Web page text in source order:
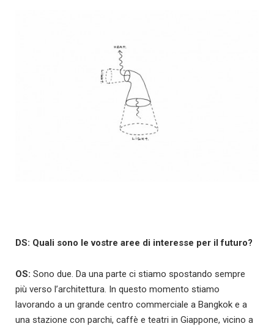
DS: Quali sono le vostre aree di interesse per il futuro?
OS: Sono due. Da una parte ci stiamo spostando sempre
più verso l’architettura. In questo momento stiamo
lavorando a un grande centro commerciale a Bangkok e a
una stazione con parchi, caffè e teatri in Giappone, vicino a